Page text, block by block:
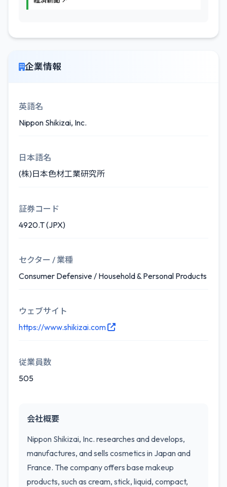
企業情報
英語名
Nippon Shikizai, Inc.
日本語名
(株)日本色材工業研究所
証券コード
4920.T (JPX)
セクター / 業種
Consumer Defensive / Household & Personal Products
ウェブサイト
https://www.shikizai.com
従業員数
505
会社概要
Nippon Shikizai, Inc. researches and develops,
manufactures, and sells cosmetics in Japan and
France. The company offers base makeup
products, such as cream, stick, liquid, compact,